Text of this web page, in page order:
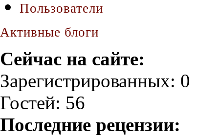
Пользователи
Активные блоги
Сейчас на сайте:
Зарегистрированных: 0
Гостей: 56
Последние рецензии: